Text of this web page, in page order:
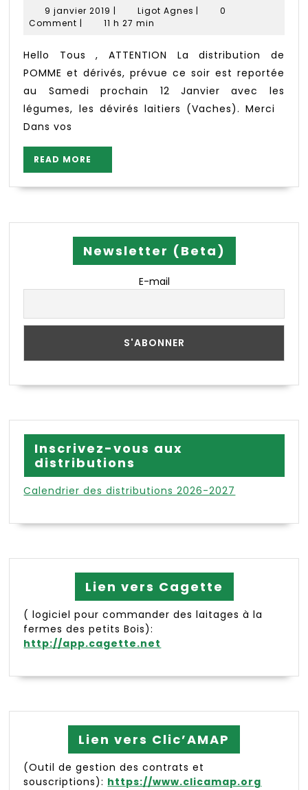
12
9 janvier 2019 9
janvier
| Ligot Agnes Ligot
|
0
Comment | 11 h 27 min
Hello Tous , ATTENTION La distribution de
POMME et dérivés, prévue ce soir est reportée
au Samedi prochain 12 Janvier avec les
légumes, les dévirés laitiers (Vaches). Merci
Dans vos
READ MORE
MORE
Newsletter (Beta)
E-mail
Inscrivez-vous aux
distributions
Calendrier des distributions 2026-2027
Lien vers Cagette
( logiciel pour commander des laitages à la
fermes des petits Bois):
http://app.cagette.net
Lien vers Clic’AMAP
(Outil de gestion des contrats et
souscriptions): https://www.clicamap.org